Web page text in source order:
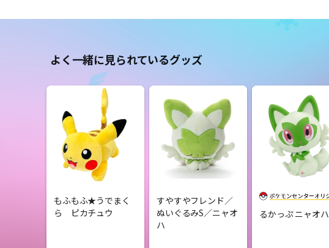
よく一緒に見られているグッズ
もふもふ★うでまく
ら ピカチュウ
すやすやフレンド／
ぬいぐるみS／ニャオ
ハ
るかっぷ ニャオハ